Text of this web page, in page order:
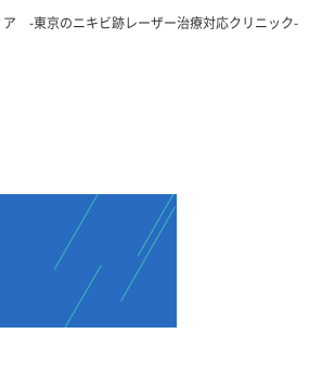
ア -東京のニキビ跡レーザー治療対応クリニック-